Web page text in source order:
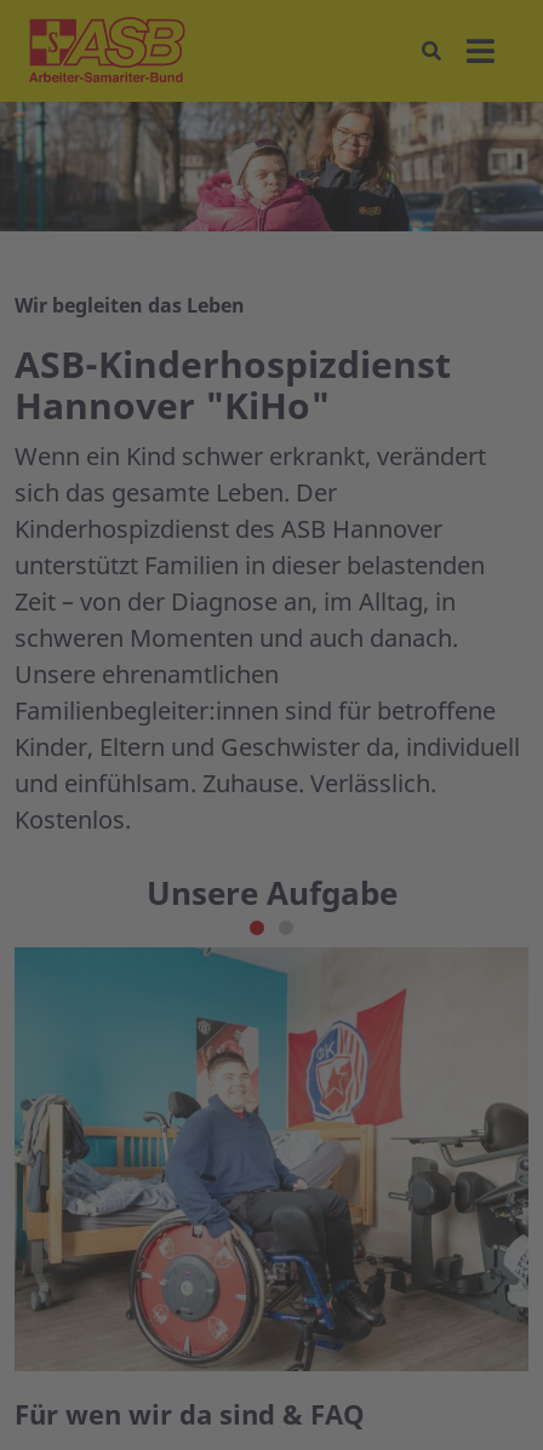
Wir begleiten das Leben
ASB-Kinderhospizdienst
Hannover "KiHo"
Wenn ein Kind schwer erkrankt, verändert
sich das gesamte Leben. Der
Kinderhospizdienst des ASB Hannover
unterstützt Familien in dieser belastenden
Zeit – von der Diagnose an, im Alltag, in
schweren Momenten und auch danach.
Unsere ehrenamtlichen
Familienbegleiter:innen sind für betroffene
Kinder, Eltern und Geschwister da, individuell
und einfühlsam. Zuhause. Verlässlich.
Kostenlos.
Unsere Aufgabe
Für wen wir da sind & FAQ